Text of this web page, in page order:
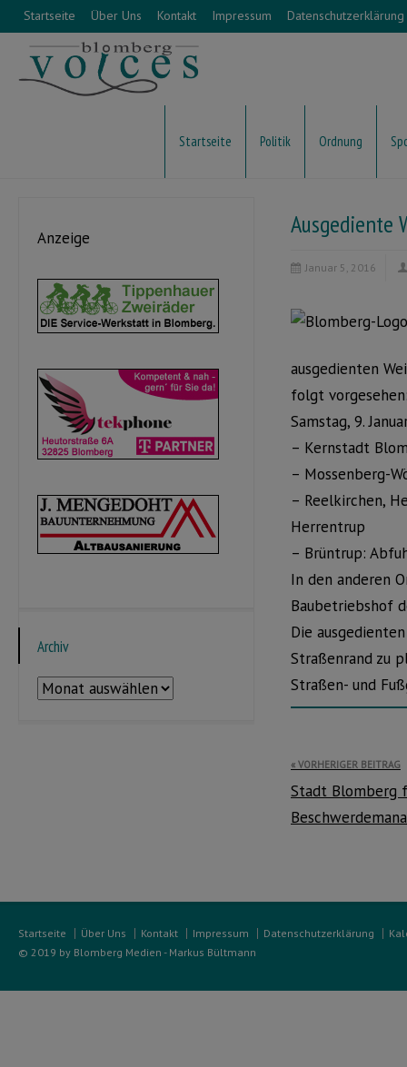
Startseite Über Uns Kontakt Impressum Datenschutzerklärung
Startseite Politik Ordnung
Ausgediente
Januar 5, 2016
ausgedienten
folgt
Samstag, 9.
– Kernstadt
– Mossenberg-
– Reelkirchen,
Herrentrup
– Brüntrup:
In den anderen
Baubetriebshof
Die
Straßenrand zu
Straßen- und
VORHERIGER BEITRAG
Stadt Blomberg
Anzeige
Archiv
Archiv
Startseite Über Uns Kontakt Impressum Datenschutzerklärung
© 2019 by Blomberg Medien - Markus Bültmann